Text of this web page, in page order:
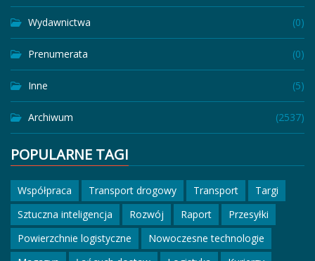
Wydawnictwa (0)
Prenumerata (0)
Inne (5)
Archiwum (2537)
POPULARNE TAGI
Współpraca Transport drogowy Transport
Targi
Sztuczna inteligencja
Rozwój Raport
Przesyłki
Powierzchnie logistyczne
Nowoczesne technologie